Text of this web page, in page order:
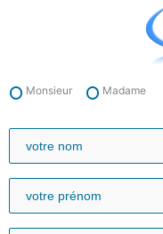
Monsieur Madame